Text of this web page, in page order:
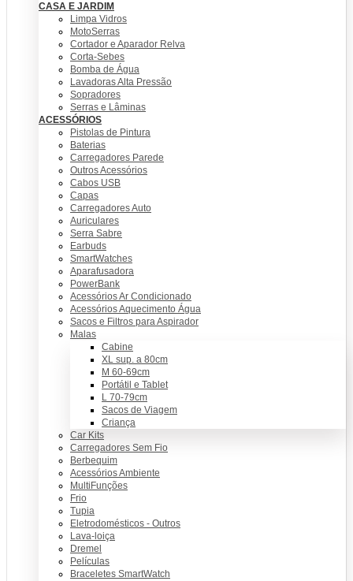
CASA E JARDIM
Limpa Vidros
MotoSerras
Cortador e Aparador Relva
Corta-Sebes
Bomba de Água
Lavadoras Alta Pressão
Sopradores
Serras e Lâminas
ACESSÓRIOS
Pistolas de Pintura
Baterias
Carregadores Parede
Outros Acessórios
Cabos USB
Capas
Carregadores Auto
Auriculares
Serra Sabre
Earbuds
SmartWatches
Aparafusadora
PowerBank
Acessórios Ar Condicionado
Acessórios Aquecimento Água
Sacos e Filtros para Aspirador
Malas
Cabine
XL sup. a 80cm
M 60-69cm
Portátil e Tablet
L 70-79cm
Sacos de Viagem
Criança
Car Kits
Carregadores Sem Fio
Berbequim
Acessórios Ambiente
MultiFunções
Frio
Tupia
Eletrodomésticos - Outros
Lava-loiça
Dremel
Películas
Braceletes SmartWatch